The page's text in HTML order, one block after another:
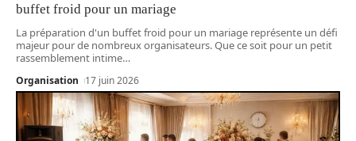
buffet froid pour un mariage
La préparation d'un buffet froid pour un mariage représente un défi
majeur pour de nombreux organisateurs. Que ce soit pour un petit
rassemblement intime…
Organisation 17 juin 2026